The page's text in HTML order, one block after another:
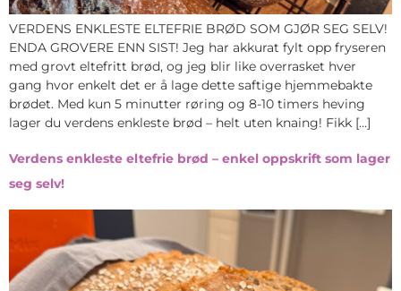
VERDENS ENKLESTE ELTEFRIE BRØD SOM GJØR SEG SELV!
ENDA GROVERE ENN SIST! Jeg har akkurat fylt opp fryseren
med grovt eltefritt brød, og jeg blir like overrasket hver
gang hvor enkelt det er å lage dette saftige hjemmebakte
brødet. Med kun 5 minutter røring og 8-10 timers heving
lager du verdens enkleste brød – helt uten knaing! Fikk […]
Verdens enkleste eltefrie brød – enkel oppskrift som lager
seg selv!